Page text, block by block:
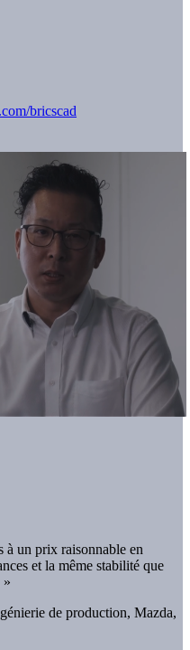
bricscad
un prix raisonnable en
et la même stabilité que
»
de production, Mazda,